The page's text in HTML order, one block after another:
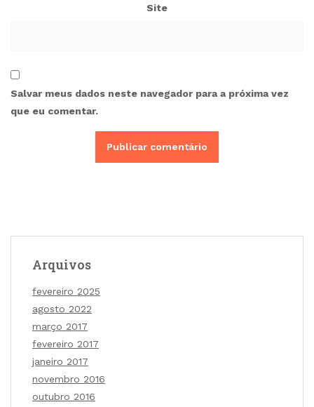
Site
Salvar meus dados neste navegador para a próxima vez
que eu comentar.
Arquivos
fevereiro 2025
agosto 2022
março 2017
fevereiro 2017
janeiro 2017
novembro 2016
outubro 2016